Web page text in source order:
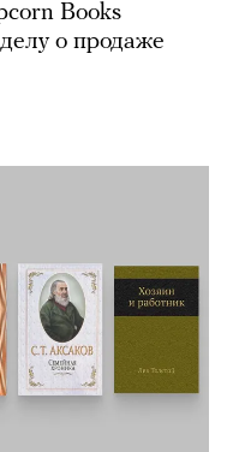
Books
о продаже